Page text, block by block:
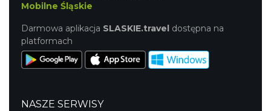
Mobilne Śląskie
Darmowa aplikacja SLASKIE.travel dostępna na
platformach
NASZE SERWISY